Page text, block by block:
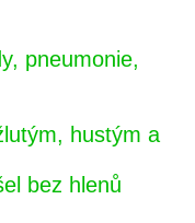
pneumonie,
hustým a
bez hlenů